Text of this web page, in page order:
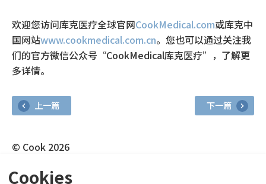
Cookies
欢迎您访问库克医疗全球官网CookMedical.com或库克中
国网站www.cookmedical.com.cn。您也可以通过关注我
们的官方微信公众号“CookMedical库克医疗”，了解更
多详情。
上一篇 下一篇
© Cook 2026
+86-21-54519599